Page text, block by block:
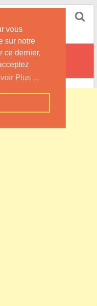
vous
sur notre
ce dernier,
Plus ...